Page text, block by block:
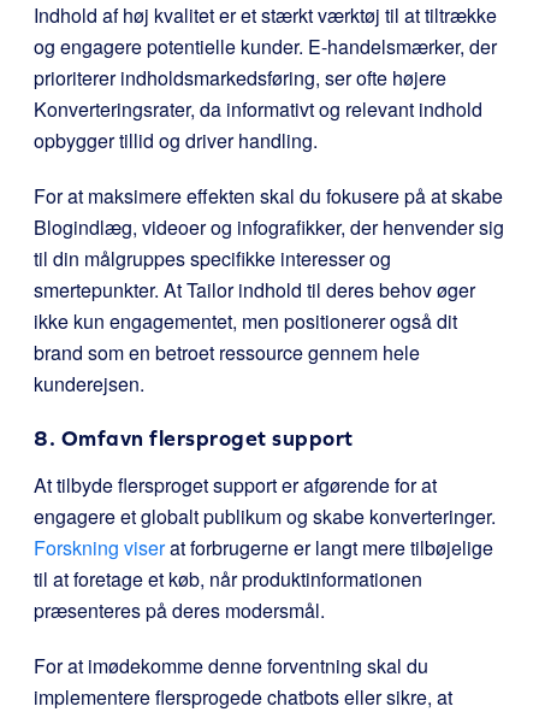
Indhold af høj kvalitet er et stærkt værktøj til at tiltrække
og engagere potentielle kunder. E-handelsmærker, der
prioriterer indholdsmarkedsføring, ser ofte højere
Konverteringsrater, da informativt og relevant indhold
opbygger tillid og driver handling.
For at maksimere effekten skal du fokusere på at skabe
Blogindlæg, videoer og infografikker, der henvender sig
til din målgruppes specifikke interesser og
smertepunkter. At Tailor indhold til deres behov øger
ikke kun engagementet, men positionerer også dit
brand som en betroet ressource gennem hele
kunderejsen.
8. Omfavn flersproget support
At tilbyde flersproget support er afgørende for at
engagere et globalt publikum og skabe konverteringer.
Forskning viserat forbrugerne er langt mere tilbøjelige
til at foretage et køb, når produktinformationen
præsenteres på deres modersmål.
For at imødekomme denne forventning skal du
implementere flersprogede chatbots eller sikre, at